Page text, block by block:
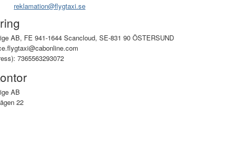
reklamation@flygtaxi.se
AB, FE 941-1644 Scancloud, SE-831 90 ÖSTERSUND
7365563293072
AB
22